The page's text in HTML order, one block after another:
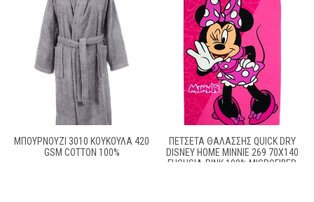
ΜΠΟΥΡΝΟΥΖΙ 3010 ΚΟΥΚΟΥΛΑ 420
GSM COTTON 100%
ΠΕΤΣΈΤΑ ΘΑΛΆΣΣΗΣ QUICK DRY
DISNEY HOME MINNIE 269 70X140
FUCHSIA-PINK 100% MICROFIBER